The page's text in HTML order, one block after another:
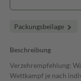
Packungsbeilage
Beschreibung
Verzehrempfehlung:
Wettkampf je nach